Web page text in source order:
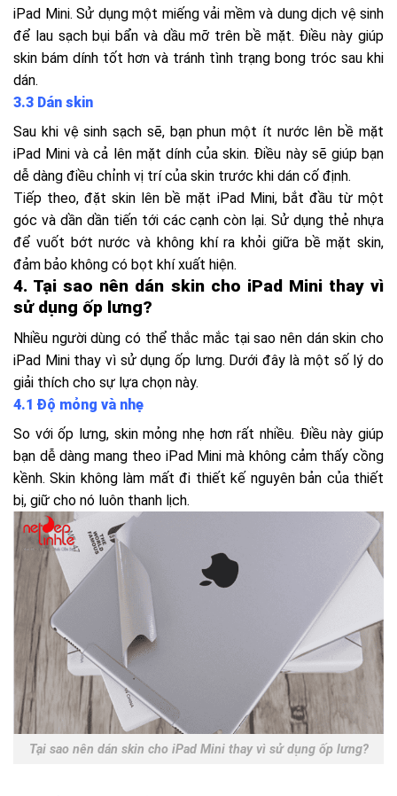
iPad Mini. Sử dụng một miếng vải mềm và dung dịch vệ sinh
để lau sạch bụi bẩn và dầu mỡ trên bề mặt. Điều này giúp
skin bám dính tốt hơn và tránh tình trạng bong tróc sau khi
dán.
3.3 Dán skin
Sau khi vệ sinh sạch sẽ, bạn phun một ít nước lên bề mặt
iPad Mini và cả lên mặt dính của skin. Điều này sẽ giúp bạn
dễ dàng điều chỉnh vị trí của skin trước khi dán cố định.
Tiếp theo, đặt skin lên bề mặt iPad Mini, bắt đầu từ một
góc và dần dần tiến tới các cạnh còn lại. Sử dụng thẻ nhựa
để vuốt bớt nước và không khí ra khỏi giữa bề mặt skin,
đảm bảo không có bọt khí xuất hiện.
4. Tại sao nên dán skin cho iPad Mini thay vì
sử dụng ốp lưng?
Nhiều người dùng có thể thắc mắc tại sao nên dán skin cho
iPad Mini thay vì sử dụng ốp lưng. Dưới đây là một số lý do
giải thích cho sự lựa chọn này.
4.1 Độ mỏng và nhẹ
So với ốp lưng, skin mỏng nhẹ hơn rất nhiều. Điều này giúp
bạn dễ dàng mang theo iPad Mini mà không cảm thấy cồng
kềnh. Skin không làm mất đi thiết kế nguyên bản của thiết
bị, giữ cho nó luôn thanh lịch.
Tại sao nên dán skin cho iPad Mini thay vì sử dụng ốp lưng?